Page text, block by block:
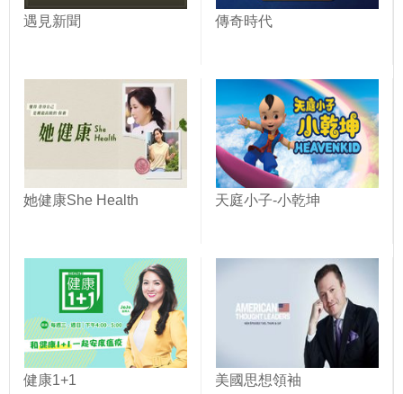
遇見新聞 傳奇時代
她健康She Health 天庭小子-小乾坤
健康1+1 美國思想領袖